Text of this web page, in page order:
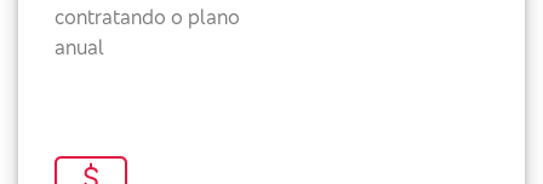
contratando o plano
anual